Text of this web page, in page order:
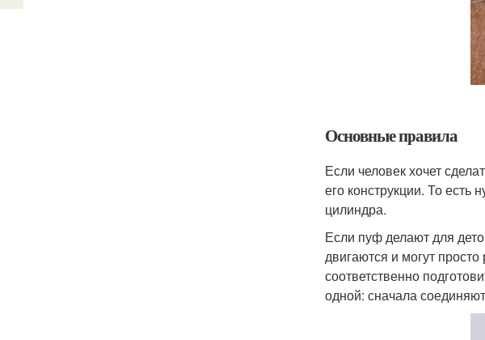
Основные правила
Если человек хочет
его конструкции. То
цилиндра.
Если пуф делают для
двигаются и могут
соответственно
одной: сначала